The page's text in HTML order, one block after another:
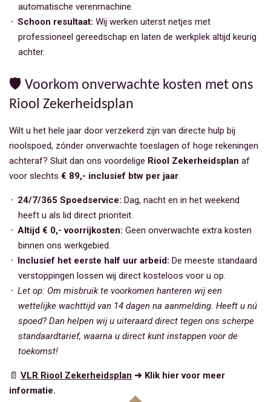
automatische verenmachine.
Schoon resultaat: Wij werken uiterst netjes met
professioneel gereedschap en laten de werkplek altijd keurig
achter.
🛡️ Voorkom onverwachte kosten met ons
Riool Zekerheidsplan
Wilt u het hele jaar door verzekerd zijn van directe hulp bij
rioolspoed, zónder onverwachte toeslagen of hoge rekeningen
achteraf? Sluit dan ons voordelige Riool Zekerheidsplan af
voor slechts € 89,- inclusief btw per jaar.
24/7/365 Spoedservice: Dag, nacht en in het weekend
heeft u als lid direct prioriteit.
Altijd € 0,- voorrijkosten: Geen onverwachte extra kosten
binnen ons werkgebied.
Inclusief het eerste half uur arbeid: De meeste standaard
verstoppingen lossen wij direct kosteloos voor u op.
Let op: Om misbruik te voorkomen hanteren wij een
wettelijke wachttijd van 14 dagen na aanmelding. Heeft u nú
spoed? Dan helpen wij u uiteraard direct tegen ons scherpe
standaardtarief, waarna u direct kunt instappen voor de
toekomst!
📄 VLR Riool Zekerheidsplan ➔ Klik hier voor meer
informatie.